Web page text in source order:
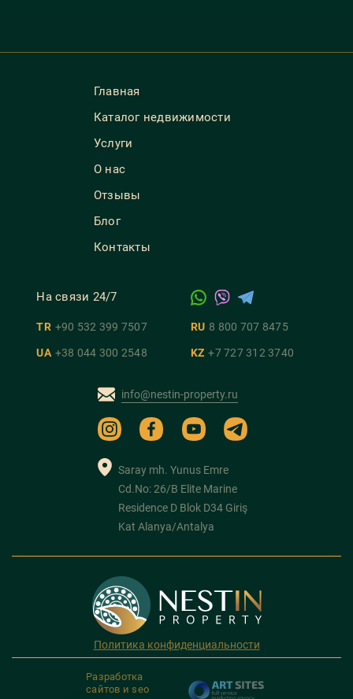
Главная
Каталог недвижимости
Услуги
О нас
Отзывы
Блог
Контакты
На связи 24/7
TR +90 532 399 7507 RU 8 800 707 8475
UA +38 044 300 2548 KZ +7 727 312 3740
info@nestin-property.ru
Saray mh. Yunus Emre
Cd.No: 26/B Elite Marine
Residence D Blok D34 Giriş
Kat Alanya/Antalya
Политика конфиденциальности
Разработка
сайтов и seo